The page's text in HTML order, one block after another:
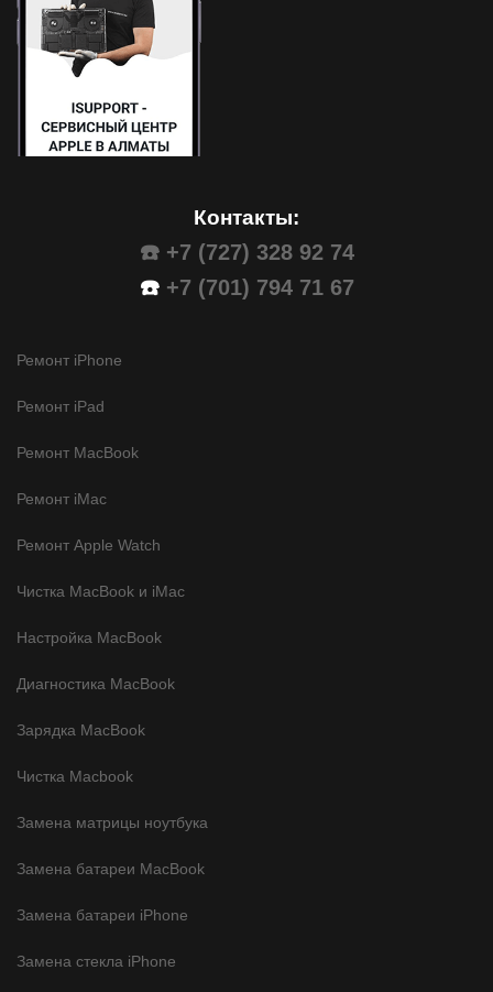
Контакты:
☎️ +7 (727) 328 92 74
☎️ +7 (701) 794 71 67
Ремонт iPhone
Ремонт iPad
Ремонт MacBook
Ремонт iMac
Ремонт Apple Watch
Чистка MacBook и iMac
Настройка MacBook
Диагностика MacBook
Зарядка MacBook
Чистка Macbook
Замена матрицы ноутбука
Замена батареи MacBook
Замена батареи iPhone
Замена стекла iPhone